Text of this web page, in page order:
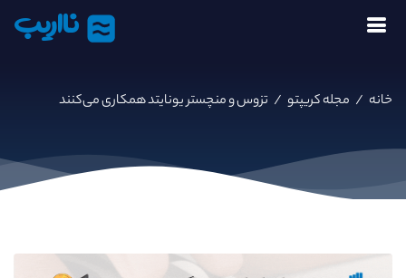
نااریب
خانه / مجله کریپتو / تزوس و منچستر یونایتد همکاری می‌کنند